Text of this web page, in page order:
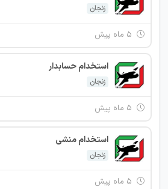
زنجان
استخدام حسابدار
زنجان
استخدام منشی
زنجان